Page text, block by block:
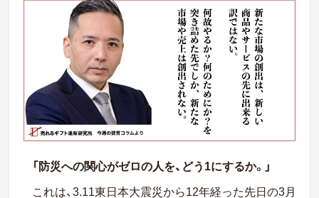
「防災への関心がゼロの人を、どう1にするか。」
これは、3.11東日本大震災から12年経った先日の3月